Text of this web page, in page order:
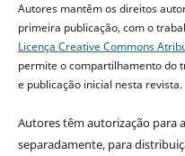
Autores mantêm os direitos
primeira publicação, com o
Licença Creative Commons
permite o compartilhamento do
e publicação inicial nesta revista.
Autores têm autorização para
separadamente, para